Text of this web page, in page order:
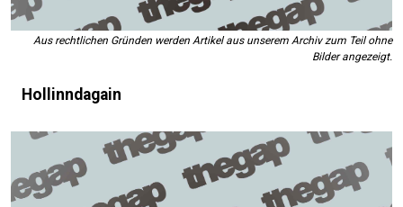
Aus rechtlichen Gründen werden Artikel aus unserem Archiv zum Teil ohne
Bilder angezeigt.
Hollinndagain